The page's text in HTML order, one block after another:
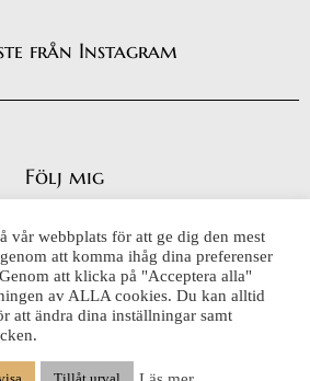
från Instagram
Följ mig
Integritetspolicy
Cookiepolicy
vår webbplats för att ge dig den mest
att komma ihåg dina preferenser
att klicka på "Acceptera alla"
av ALLA cookies. Du kan alltid
att ändra dina inställningar samt